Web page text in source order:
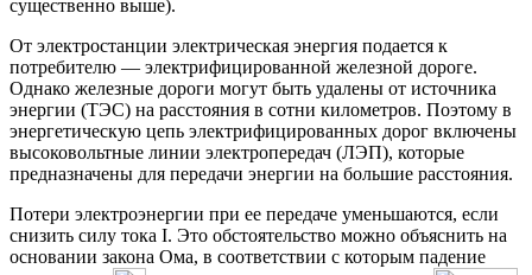
существенно выше).
От электростанции электрическая энергия подается к
потребителю — электрифицированной железной дороге.
Однако железные дороги могут быть удалены от источника
энергии (ТЭС) на расстояния в сотни километров. Поэтому в
энергетическую цепь электрифицированных дорог включены
высоковольтные линии электропередач (ЛЭП), которые
предназначены для передачи энергии на большие расстояния.
Потери электроэнергии при ее передаче уменьшаются, если
снизить силу тока I. Это обстоятельство можно объяснить на
основании закона Ома, в соответствии с которым падение